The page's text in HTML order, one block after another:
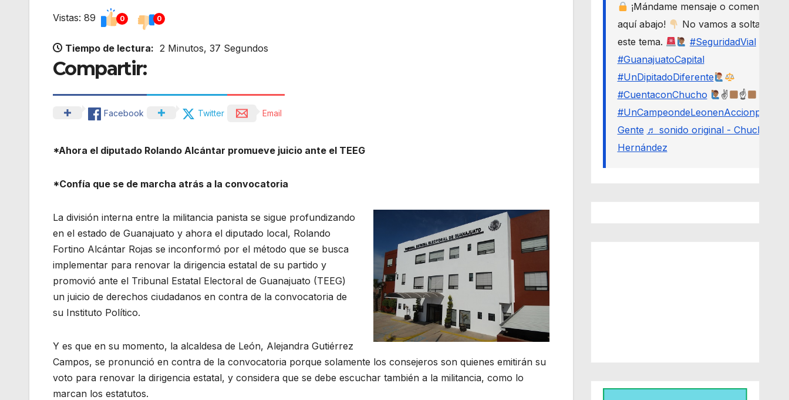
Vistas: 89 0 0
Tiempo de lectura: 2 Minutos, 37 Segundos
Compartir:
Facebook Twitter Email
*Ahora el diputado Rolando Alcántar promueve juicio ante el TEEG
*Confía que se de marcha atrás a la convocatoria
La división interna entre la militancia panista se sigue profundizando
en el estado de Guanajuato y ahora el diputado local, Rolando
Fortino Alcántar Rojas se inconformó por el método que se busca
implementar para renovar la dirigencia estatal de su partido y
promovió ante el Tribunal Estatal Electoral de Guanajuato (TEEG)
un juicio de derechos ciudadanos en contra de la convocatoria de
su Instituto Político.
Y es que en su momento, la alcaldesa de León, Alejandra Gutiérrez
Campos, se pronunció en contra de la convocatoria porque solamente los consejeros son quienes emitirán su
voto para renovar la dirigencia estatal, y considera que se debe escuchar también a la militancia, como lo
marcan los estatutos.
¡Mándame mensaje o comenta
aquí abajo!
No vamos a soltar
este tema.
#SeguridadVial
#GuanajuatoCapital
#UnDipitadoDiferente
#CuentaconChucho
✌
☝
#UnCampeondeLeonenAccionporLa
Gente ♬ sonido original - Chucho
Hernández